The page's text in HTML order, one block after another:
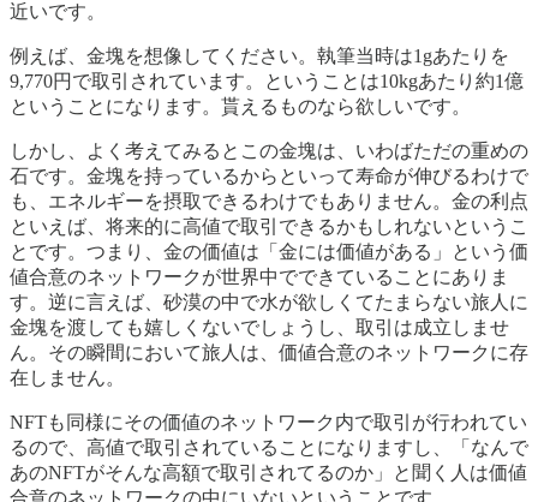
近いです。
例えば、金塊を想像してください。執筆当時は1gあたりを
9,770円で取引されています。ということは10kgあたり約1億
ということになります。貰えるものなら欲しいです。
しかし、よく考えてみるとこの金塊は、いわばただの重めの
石です。金塊を持っているからといって寿命が伸びるわけで
も、エネルギーを摂取できるわけでもありません。金の利点
といえば、将来的に高値で取引できるかもしれないというこ
とです。つまり、金の価値は「金には価値がある」という価
値合意のネットワークが世界中でできていることにありま
す。逆に言えば、砂漠の中で水が欲しくてたまらない旅人に
金塊を渡しても嬉しくないでしょうし、取引は成立しませ
ん。その瞬間において旅人は、価値合意のネットワークに存
在しません。
NFTも同様にその価値のネットワーク内で取引が行われてい
るので、高値で取引されていることになりますし、「なんで
あのNFTがそんな高額で取引されてるのか」と聞く人は価値